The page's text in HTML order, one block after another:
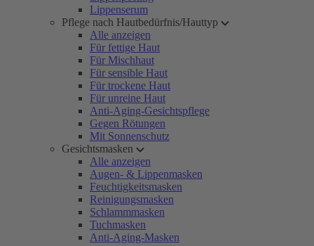
Lippenserum
Pflege nach Hautbedürfnis/Hauttyp
Alle anzeigen
Für fettige Haut
Für Mischhaut
Für sensible Haut
Für trockene Haut
Für unreine Haut
Anti-Aging-Gesichtspflege
Gegen Rötungen
Mit Sonnenschutz
Gesichtsmasken
Alle anzeigen
Augen- & Lippenmasken
Feuchtigkeitsmasken
Reinigungsmasken
Schlammmasken
Tuchmasken
Anti-Aging-Masken